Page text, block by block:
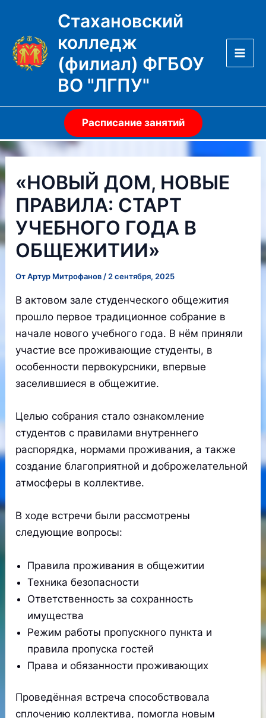
содержимому
Стахановский
колледж
(филиал) ФГБОУ
ВО "ЛГПУ"
Расписание занятий
«НОВЫЙ ДОМ, НОВЫЕ
ПРАВИЛА: СТАРТ
УЧЕБНОГО ГОДА В
ОБЩЕЖИТИИ»
ОтАртур Митрофанов / 2 сентября, 2025
В актовом зале студенческого общежития
прошло первое традиционное собрание в
начале нового учебного года. В нём приняли
участие все проживающие студенты, в
особенности первокурсники, впервые
заселившиеся в общежитие.
Целью собрания стало ознакомление
студентов с правилами внутреннего
распорядка, нормами проживания, а также
создание благоприятной и доброжелательной
атмосферы в коллективе.
В ходе встречи были рассмотрены
следующие вопросы:
Правила проживания в общежитии
Техника безопасности
Ответственность за сохранность
имущества
Режим работы пропускного пункта и
правила пропуска гостей
Права и обязанности проживающих
Проведённая встреча способствовала
сплочению коллектива, помогла новым